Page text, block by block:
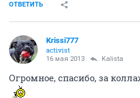
ОТВЕТИТЬ
Krissi777
activist
16 мая 2013 Kalista
Огромное, спасибо, за